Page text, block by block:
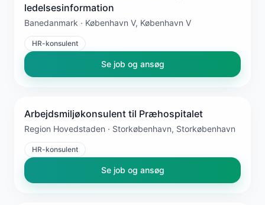
ledelsesinformation
Banedanmark · København V, København V
HR-konsulent
Se job og ansøg
Arbejdsmiljøkonsulent til Præhospitalet
Region Hovedstaden · Storkøbenhavn, Storkøbenhavn
HR-konsulent
Se job og ansøg